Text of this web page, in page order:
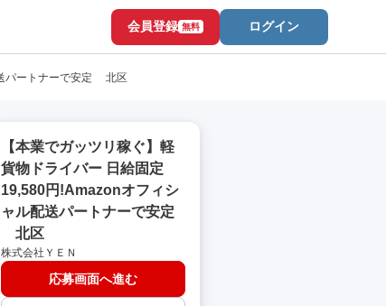
会員登録 無料 ログイン
パートナーで安定 北区
【本業でガッツリ稼ぐ】軽
貨物ドライバー 日給固定
19,580円!Amazonオフィシ
ャル配送パートナーで安定
北区
株式会社ＹＥＮ
応募画面へ進む